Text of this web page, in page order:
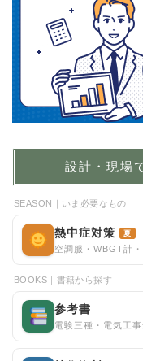
設計・現場
SEASON｜いま必要なもの
熱中症対策 夏
空調服・WBGT計
BOOKS｜書籍から探す
参考書
電験三種・電気工